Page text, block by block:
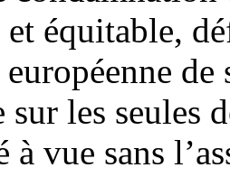
et équitable,
sur les seules
à vue sans